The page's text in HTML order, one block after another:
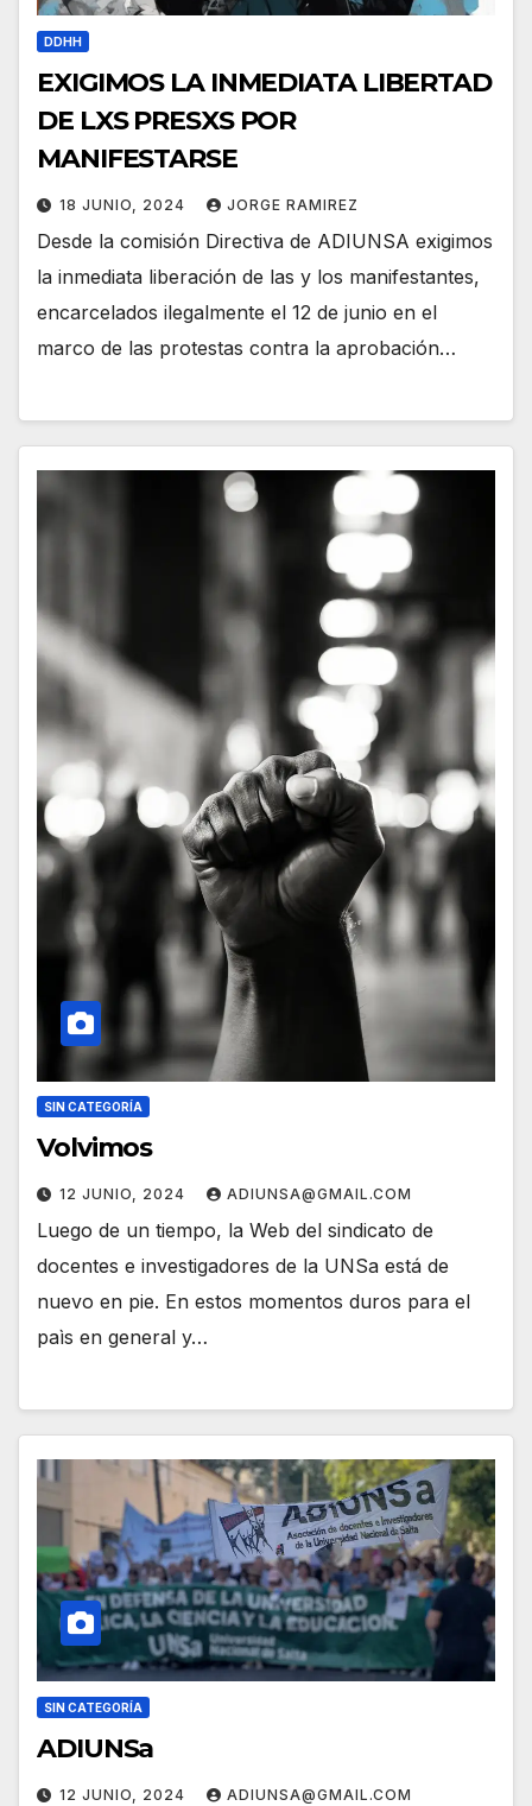
DDHH
EXIGIMOS LA INMEDIATA LIBERTAD
DE LXS PRESXS POR
MANIFESTARSE
18 JUNIO, 2024 JORGE RAMIREZ
Desde la comisión Directiva de ADIUNSA exigimos
la inmediata liberación de las y los manifestantes,
encarcelados ilegalmente el 12 de junio en el
marco de las protestas contra la aprobación…
SIN CATEGORÍA
Volvimos
12 JUNIO, 2024 ADIUNSA@GMAIL.COM
Luego de un tiempo, la Web del sindicato de
docentes e investigadores de la UNSa está de
nuevo en pie. En estos momentos duros para el
paìs en general y…
SIN CATEGORÍA
ADIUNSa
12 JUNIO, 2024 ADIUNSA@GMAIL.COM